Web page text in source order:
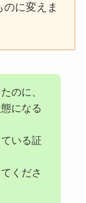
に変えま
のに、
になる
いる証
くださ